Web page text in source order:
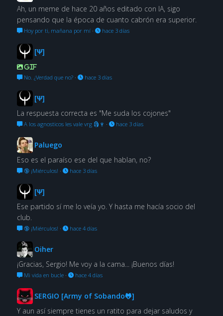
Ah, un meme de hace 20 años editado con IA, sigo
pensando que la época de cuanto cabrón era superior.
Hoy por ti, mañana por mí· hace 3 días
[Ψ]
GIF
No. ¿Verdad que no?· hace 3 días
[Ψ]
La respuesta correcta es "Me suda los cojones"
A los agnosticos les vale vrg 🗿🍷 · hace 3 días
Paluego
Eso es el paraíso ese del que hablan, no?
🔞 ¡Miérculos! · hace 3 días
[Ψ]
Ese partido sí me lo veía yo. Y hasta me hacía socio del
club.
🔞 ¡Miérculos! · hace 4 días
Oiher
¡Gracias, Sergio! Me voy a la cama... ¡Buenos días!
Mi vida en bucle· hace 4 días
SERGIO [Army of Sobando🐸]
Y aun así siempre tienes un ratito para dejar saludos y